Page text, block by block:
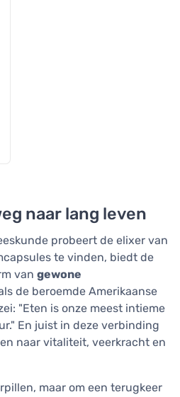
naar lang leven
probeert de elixer van
te vinden, biedt de
van gewone
de beroemde Amerikaanse
"Eten is onze meest intieme
En juist in deze verbinding
naar vitaliteit, veerkracht en
maar om een terugkeer